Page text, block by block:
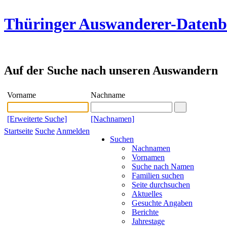
Thüringer Auswanderer-
Auf der Suche nach unseren Auswandern
Vorname Nachname
[Erweiterte Suche]
[Nachnamen]
Startseite Suche Anmelden
Suchen
Nachnamen
Vornamen
Suche nach Namen
Familien suchen
Seite durchsuchen
Aktuelles
Gesuchte Angaben
Berichte
Jahrestage